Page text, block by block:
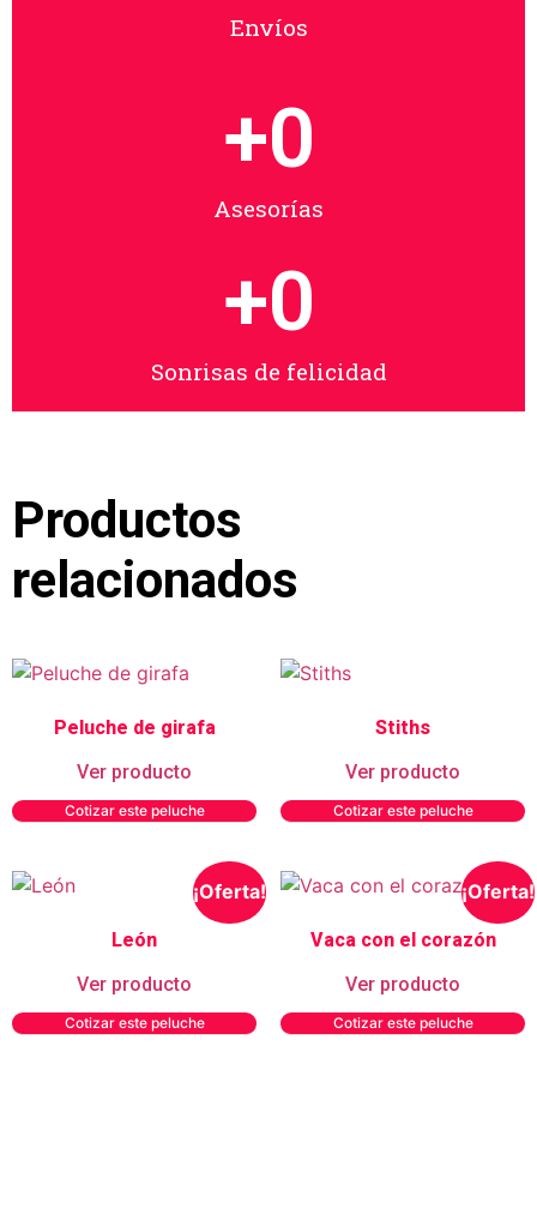
Envíos
Asesorías
+0
Sonrisas de felicidad
+0
Productos
relacionados
Peluche de girafa
Ver producto
Cotizar este peluche
Stiths
Ver producto
Cotizar este peluche
¡Oferta!
León
Ver producto
Cotizar este peluche
¡Oferta!
Vaca con el corazón
Ver producto
Cotizar este peluche